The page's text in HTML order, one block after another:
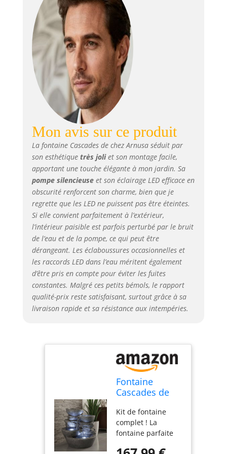
(résine synthétique
avec poudre de
pierre) Montage
facile ! Prêt à
l'emploi en
quelques étapes
simples et sans
outils ! Circuit
d'eau fermé !
L'accroche-regard
Mon avis sur ce produit
La fontaine Cascades de chez Arnusa séduit par
son esthétique très joliet son montage facile,
apportant une touche élégante à mon jardin. Sa
pompe silencieuseet son éclairage LED efficace en
obscurité renforcent son charme, bien que je
regrette que les LED ne puissent pas être éteintes.
Si elle convient parfaitement à l’extérieur,
l’intérieur paisible est parfois perturbé par le bruit
de l’eau et de la pompe, ce qui peut être
dérangeant. Les éclaboussures occasionnelles et
les raccords LED dans l’eau méritent également
d’être pris en compte pour éviter les fuites
constantes. Malgré ces petits bémols, le rapport
qualité-prix reste satisfaisant, surtout grâce à sa
livraison rapide et sa résistance aux intempéries.
Fontaine
Cascades de
avec éclairage
à Del Fontaine
de Jardin
Kit de fontaine
complet ! La
fontaine parfaite